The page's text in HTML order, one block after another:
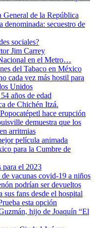
General de la República
denominada: secuestro de
sociales?
Jim Carrey
en el Metro…
del Tabaco en México
cada vez más hostil para
Unidos
años de edad
de Chichén Itzá.
hace erupción
demuestra que los
arritmias
película animada
para la Cumbre de
para el 2023
vacunas covid-19 a niños
podrían ser devueltos
sus fans desde el hospital
esta opción
hijo de Joaquín “El